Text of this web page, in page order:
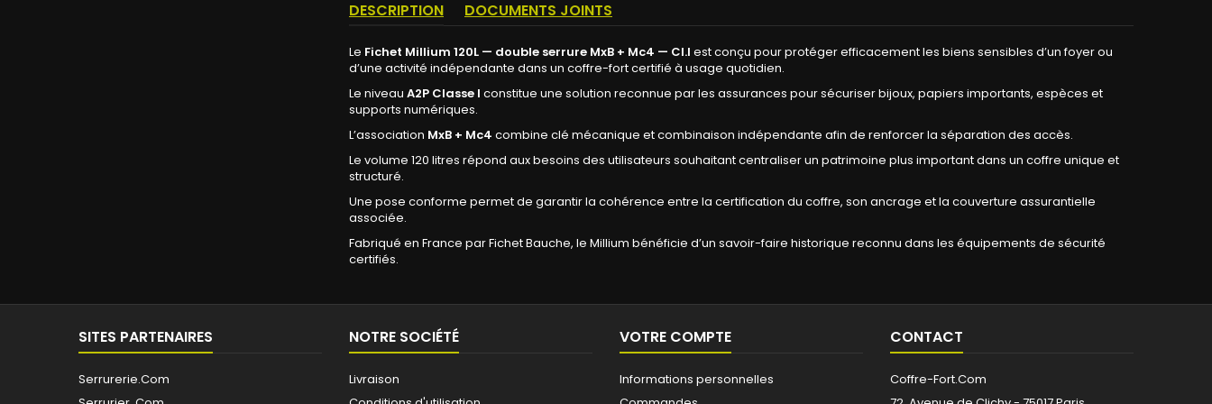
DESCRIPTION DOCUMENTS JOINTS
Le Fichet Millium 120L — double serrure MxB + Mc4 — Cl.I est conçu pour protéger efficacement les biens sensibles d’un foyer ou
d’une activité indépendante dans un coffre-fort certifié à usage quotidien.
Le niveau A2P Classe I constitue une solution reconnue par les assurances pour sécuriser bijoux, papiers importants, espèces et
supports numériques.
L’association MxB + Mc4 combine clé mécanique et combinaison indépendante afin de renforcer la séparation des accès.
Le volume 120 litres répond aux besoins des utilisateurs souhaitant centraliser un patrimoine plus important dans un coffre unique et
structuré.
Une pose conforme permet de garantir la cohérence entre la certification du coffre, son ancrage et la couverture assurantielle
associée.
Fabriqué en France par Fichet Bauche, le Millium bénéficie d’un savoir-faire historique reconnu dans les équipements de sécurité
certifiés.
SITES PARTENAIRES
Serrurerie.Com
NOTRE SOCIÉTÉ
Livraison
VOTRE COMPTE
Informations personnelles
CONTACT
Coffre-Fort.Com